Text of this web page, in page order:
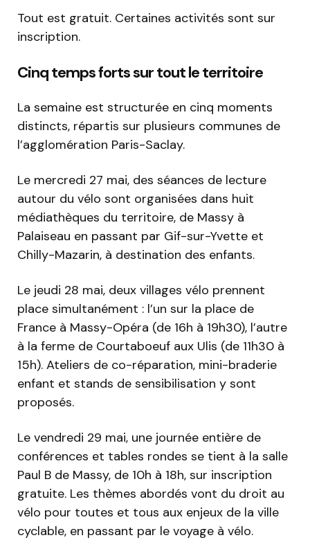
Tout est gratuit. Certaines activités sont sur
inscription.
Cinq temps forts sur tout le territoire
La semaine est structurée en cinq moments
distincts, répartis sur plusieurs communes de
l’agglomération Paris-Saclay.
Le mercredi 27 mai, des séances de lecture
autour du vélo sont organisées dans huit
médiathèques du territoire, de Massy à
Palaiseau en passant par Gif-sur-Yvette et
Chilly-Mazarin, à destination des enfants.
Le jeudi 28 mai, deux villages vélo prennent
place simultanément : l’un sur la place de
France à Massy-Opéra (de 16h à 19h30), l’autre
à la ferme de Courtaboeuf aux Ulis (de 11h30 à
15h). Ateliers de co-réparation, mini-braderie
enfant et stands de sensibilisation y sont
proposés.
Le vendredi 29 mai, une journée entière de
conférences et tables rondes se tient à la salle
Paul B de Massy, de 10h à 18h, sur inscription
gratuite. Les thèmes abordés vont du droit au
vélo pour toutes et tous aux enjeux de la ville
cyclable, en passant par le voyage à vélo.